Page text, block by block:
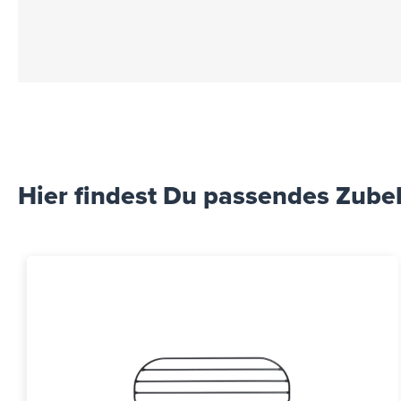
Hier findest Du passendes